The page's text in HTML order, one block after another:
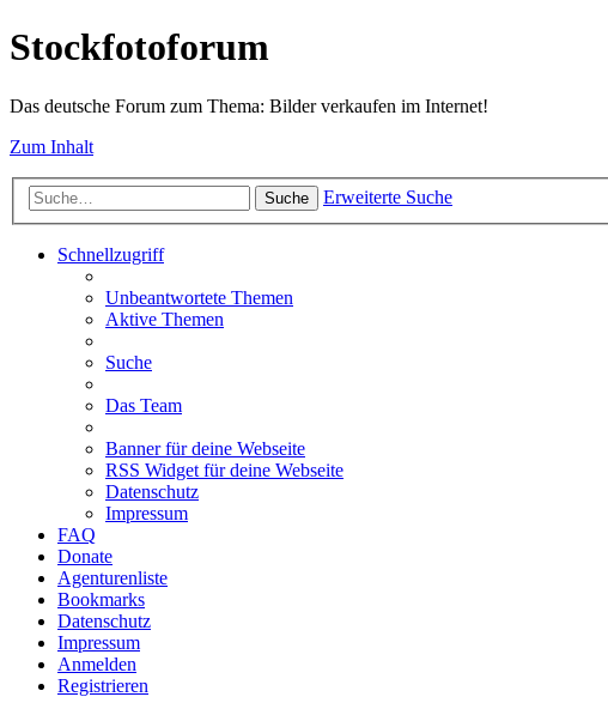
Stockfotoforum
Das deutsche Forum zum Thema: Bilder verkaufen im Internet!
Zum Inhalt
Suche Erweiterte Suche
Schnellzugriff
Unbeantwortete Themen
Aktive Themen
Suche
Das Team
Banner für deine Webseite
RSS Widget für deine Webseite
Datenschutz
Impressum
FAQ
Donate
Agenturenliste
Bookmarks
Datenschutz
Impressum
Anmelden
Registrieren